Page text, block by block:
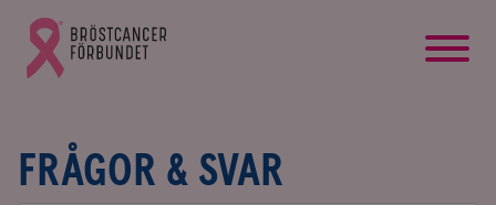
Gå
till
Bröstcancerförbundets
FRÅGOR & SVAR